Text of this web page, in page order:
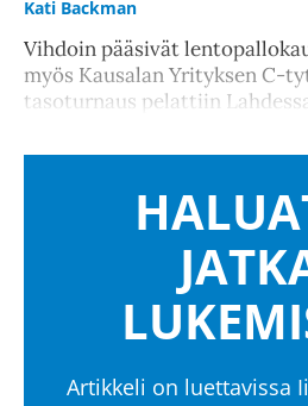
Kati Backman
Vihdoin pääsivät
myös Kausalan Yrityksen C-
tasoturnaus pelattiin
Artikkeli on luettavissa